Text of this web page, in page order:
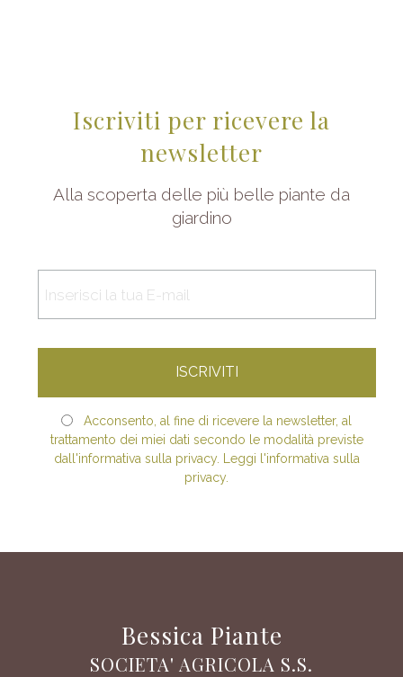
Iscriviti per ricevere la
newsletter
Alla scoperta delle più belle piante da
giardino
Acconsento, al fine di ricevere la newsletter, al
trattamento dei miei dati secondo le modalità previste
dall'informativa sulla privacy. Leggi l'informativa sulla
privacy.
Bessica Piante
SOCIETA' AGRICOLA S.S.